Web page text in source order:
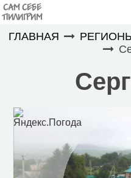
САМ СЕБЕ
ПИЛИГРИМ
ГЛАВНАЯ